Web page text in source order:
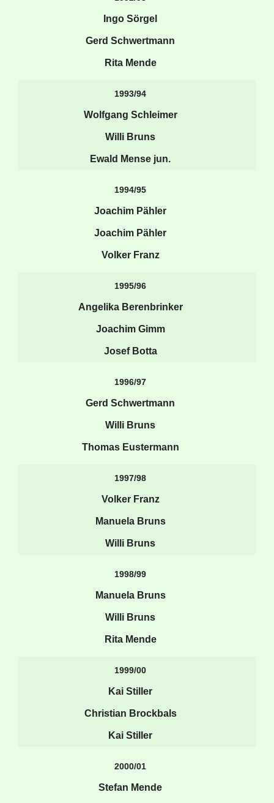
Ingo Sörgel
Gerd Schwertmann
Rita Mende
1993/94
Wolfgang Schleimer
Willi Bruns
Ewald Mense jun.
1994/95
Joachim Pähler
Joachim Pähler
Volker Franz
1995/96
Angelika Berenbrinker
Joachim Gimm
Josef Botta
1996/97
Gerd Schwertmann
Willi Bruns
Thomas Eustermann
1997/98
Volker Franz
Manuela Bruns
Willi Bruns
1998/99
Manuela Bruns
Willi Bruns
Rita Mende
1999/00
Kai Stiller
Christian Brockbals
Kai Stiller
2000/01
Stefan Mende